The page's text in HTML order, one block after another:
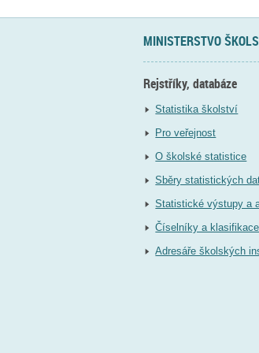
MINISTERSTVO
Rejstříky, databáze
Statistika školství
Pro veřejnost
O školské statistice
Sběry statistických
Statistické výstupy a
Číselníky a klasifikace
Adresáře školských